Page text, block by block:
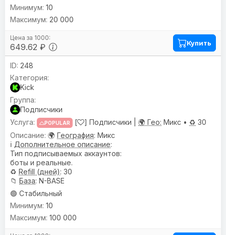
649.62 ₽
10
20 000
Купить
248
Kick
Подписчики
POPULAR [ ] Подписчики | 🌍 Гео: Микс • ♻️ 30
🌍 География: Микс
ℹ️ Дополнительное описание:
Тип подписываемых аккаунтов:
боты и реальные.
♻️ Refill (дней): 30
📁 База: N-BASE
🟢 Стабильный
10
100 000